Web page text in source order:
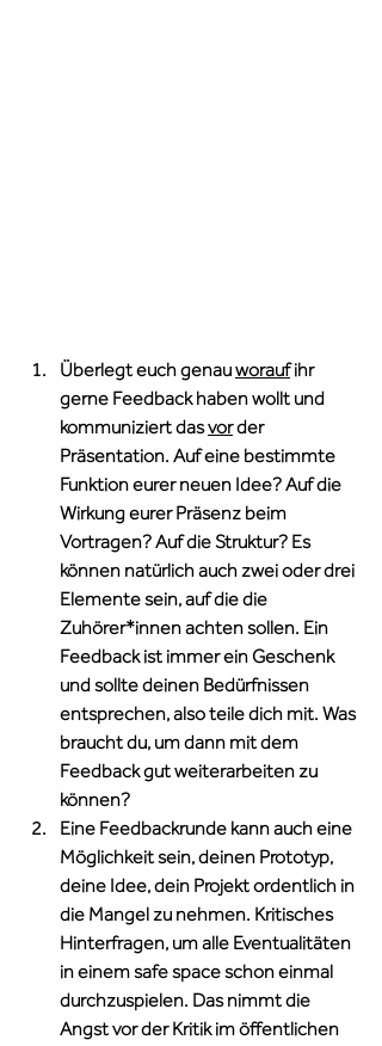
Überlegt euch genau worauf ihr
gerne Feedback haben wollt und
kommuniziert das vor der
Präsentation. Auf eine bestimmte
Funktion eurer neuen Idee? Auf die
Wirkung eurer Präsenz beim
Vortragen? Auf die Struktur? Es
können natürlich auch zwei oder drei
Elemente sein, auf die die
Zuhörer*innen achten sollen. Ein
Feedback ist immer ein Geschenk
und sollte deinen Bedürfnissen
entsprechen, also teile dich mit. Was
braucht du, um dann mit dem
Feedback gut weiterarbeiten zu
können?
Eine Feedbackrunde kann auch eine
Möglichkeit sein, deinen Prototyp,
deine Idee, dein Projekt ordentlich in
die Mangel zu nehmen. Kritisches
Hinterfragen, um alle Eventualitäten
in einem safe space schon einmal
durchzuspielen. Das nimmt die
Angst vor der Kritik im öffentlichen